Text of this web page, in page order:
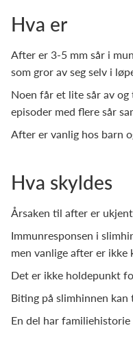
Hva er
After er 3-5 mm sår i
som gror av seg selv i
Noen får et lite sår av
episoder med flere sår
After er vanlig hos barn
Hva skyldes
Årsaken til after er
Immunresponsen i
men vanlige after er
Det er ikke holdepunkt
Biting på slimhinnen
En del har familiehistorie